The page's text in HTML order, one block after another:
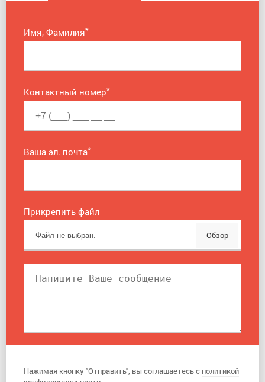
Имя, Фамилия*
Контактный номер*
Ваша эл. почта*
Прикрепить файл
Обзор
Нажимая кнопку "Отправить", вы соглашаетесь с политикой